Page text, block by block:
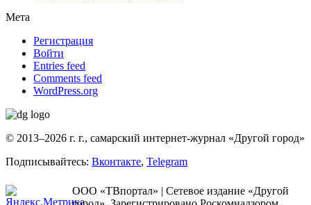
Мета
Регистрация
Войти
Entries feed
Comments feed
WordPress.org
© 2013–2026 г. г., самарский интернет-журнал «Другой город»
Подписывайтесь: Вконтакте, Telegram
ООО «ТВпортал» | Сетевое издание «Другой